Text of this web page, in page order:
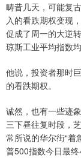
畴昔几天，可能复
入的看跌期权变现
促成了周一的大逆
琼斯工业平均指数
他说，投资者那时
的看跌期权。
诚然，也有一些迹
三下昼往复时段，
常所说的华尔街“
普500指数今日最终